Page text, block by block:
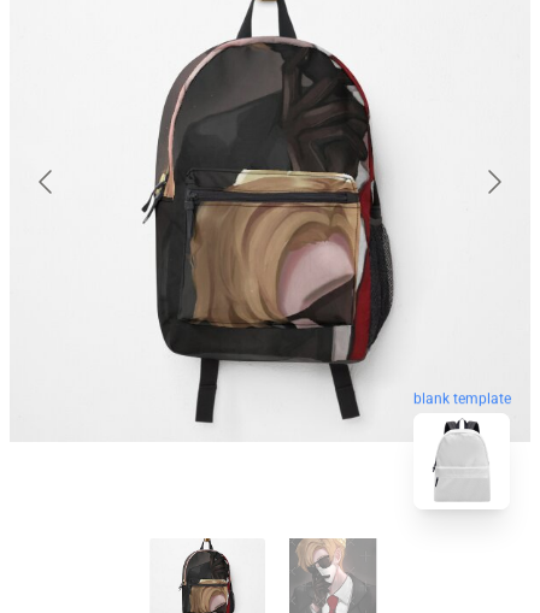
blank template